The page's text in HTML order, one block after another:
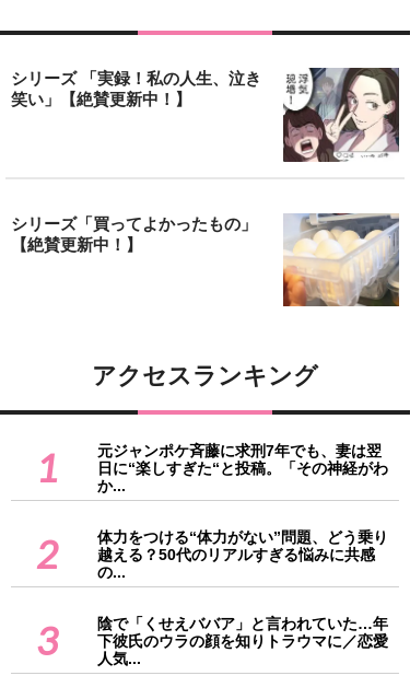
シリーズ 「実録！私の人生、泣き
笑い」【絶賛更新中！】
シリーズ「買ってよかったもの」
【絶賛更新中！】
アクセスランキング
1
元ジャンポケ斉藤に求刑7年でも、妻は翌
日に“楽しすぎた“と投稿。「その神経がわ
か...
2
体力をつける“体力がない”問題、どう乗り
越える？50代のリアルすぎる悩みに共感
の...
3
陰で「くせえババア」と言われていた…年
下彼氏のウラの顔を知りトラウマに／恋愛
人気...